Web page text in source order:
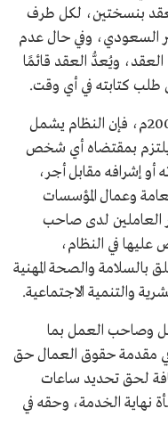
بنسختين، لكل طرف
السعودي، وفي حال عدم
ويُعدُّ العقد قائمًا
طلب كتابته في أي وقت.
وفق نظام العمل الصادر عام 1426هـ/2005م، فإن النظام يشمل
يلتزم بمقتضاه أي شخص
إشرافه مقابل أجر،
وعمال المؤسسات
العاملين لدى صاحب
عليها في النظام،
بالسلامة والصحة المهنية
والتنمية الاجتماعية.
وصاحب العمل بما
مقدمة حقوق العمال حق
لحق تحديد ساعات
نهاية الخدمة، وحقه في